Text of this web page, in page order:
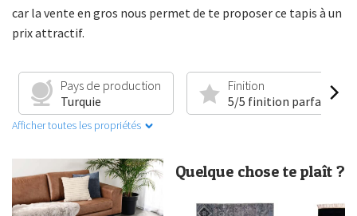
car la vente en gros nous permet de te proposer ce tapis à un
prix attractif.
Pays de production
Turquie
Finition
5/5 finition parfaite
Afficher toutes les propriétés
Quelque chose te plaît ?